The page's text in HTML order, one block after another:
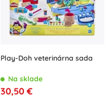
Play-Doh veterinárna sada
Na sklade
30,50 €